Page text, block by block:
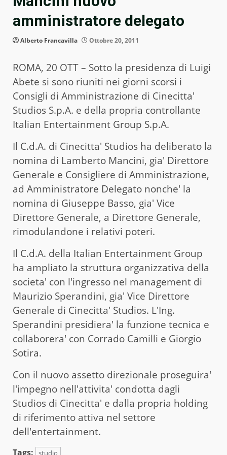
amministratore delegato
Alberto Francavilla Ottobre 20, 2011
ROMA, 20 OTT – Sotto la presidenza di Luigi
Abete si sono riuniti nei giorni scorsi i
Consigli di Amministrazione di Cinecitta'
Studios S.p.A. e della propria controllante
Italian Entertainment Group S.p.A.
Il C.d.A. di Cinecitta' Studios ha deliberato la
nomina di Lamberto Mancini, gia' Direttore
Generale e Consigliere di Amministrazione,
ad Amministratore Delegato nonche' la
nomina di Giuseppe Basso, gia' Vice
Direttore Generale, a Direttore Generale,
rimodulandone i relativi poteri.
Il C.d.A. della Italian Entertainment Group
ha ampliato la struttura organizzativa della
societa' con l'ingresso nel management di
Maurizio Sperandini, gia' Vice Direttore
Generale di Cinecitta' Studios. L'Ing.
Sperandini presidiera' la funzione tecnica e
collaborera' con Corrado Camilli e Giorgio
Sotira.
Con il nuovo assetto direzionale proseguira'
l'impegno nell'attivita' condotta dagli
Studios di Cinecitta' e dalla propria holding
di riferimento attiva nel settore
dell'entertainment.
Tags: studio